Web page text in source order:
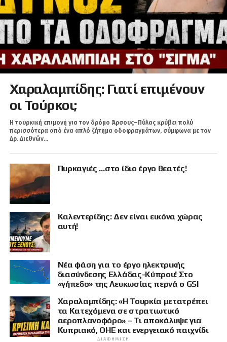
Χαραλαμπίδης: Γιατί επιμένουν
οι Τούρκοι;
Η τουρκική επιμονή για τον δρόμο Άρσους–Πύλας κρύβει πολύ
περισσότερα από ένα απλό ζήτημα οδοφραγμάτων, σύμφωνα με τον
Δρ. Διεθνών...
Πυρκαγιές …στο ίδιο έργο θεατές!
Καλεντερίδης: Δεν είναι εικόνα χώρας
αυτή!
Νέα φάση για το έργο ηλεκτρικής
διασύνδεσης Ελλάδας-Κύπρου! Στο
«γήπεδο» της Λευκωσίας περνά ο GSI
Χαραλαμπίδης: «Η Τουρκία μετατρέπει
τα Κατεχόμενα σε στρατιωτικό
αεροπλανοφόρο» – Τι αποκάλυψε για
Κυπριακό, ΟΗΕ και ενεργειακό παιχνίδι
ΔΙΑΦΉΜΙΣΗ